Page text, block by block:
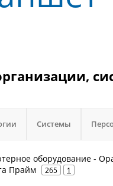
Системы
оборудование -
Прайм
265 1